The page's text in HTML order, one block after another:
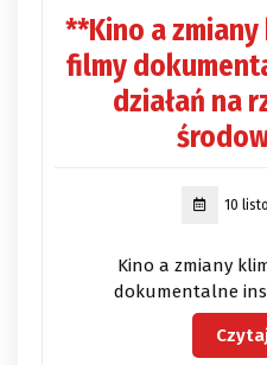
**Kino a
filmy
działań na
10
Kino a zmiany
dokumentalne